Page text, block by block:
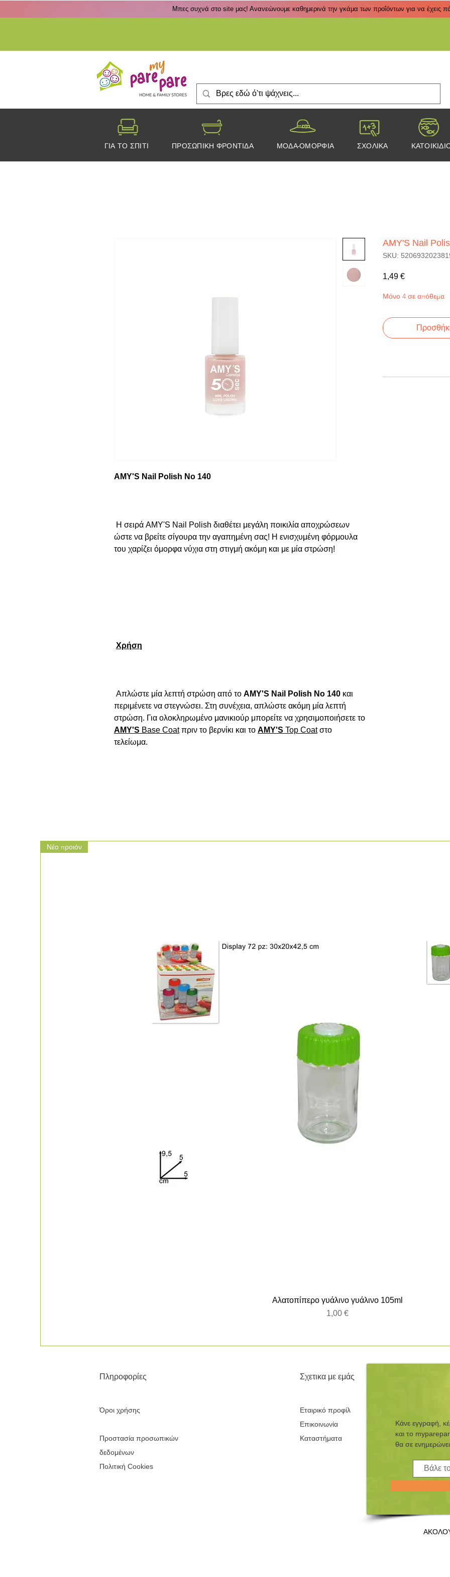
Μπες συχνά στο site μας! Ανανεώνουμε καθημερινά την γκάμα των προΐόντων για να έχεις
ΓΙΑ ΤΟ ΣΠΙΤΙ ΠΡΟΣΩΠΙΚΗ ΦΡΟΝΤΙΔΑ ΜΟΔΑ-ΟΜΟΡΦΙΑ ΣΧΟΛΙΚΑ
AMY'S Nail Polish No 140
ώστε να βρείτε σίγουρα την αγαπημένη σας! Η ενισχυμένη φόρμουλα
του χαρίζει όμορφα νύχια στη στιγμή ακόμη και με μία στρώση!
Χρήση
Απλώστε μία λεπτή στρώση από το AMY'S Nail Polish No 140 και
περιμένετε να στεγνώσει. Στη συνέχεια, απλώστε ακόμη μία λεπτή
AMY'S Base Coat πριν το βερνίκι και το AMY'S Top Coat στο
τελείωμα.
AMY'S Nail
SKU:
1,49 €Τιμή
Μόνο 4 σε απόθεμα
Νέο προιόν
Αλατοπίπερο γυάλινο γυάλινο 105ml
Τιμή
1,00 €
Πληροφορίες
Όροι χρήσης
Προστασία προσωπικών
δεδομένων
Πολιτική Cookies
Σχετικα με εμάς
Εταιρικό προφίλ
Επικοινωνία
Καταστήματα
Κάνε εγγραφή,
και τo
θα σε